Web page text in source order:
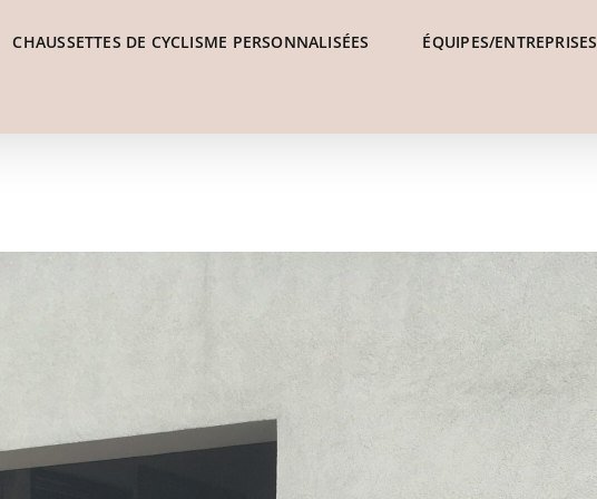
CHAUSSETTES DE CYCLISME PERSONNALISÉES ÉQUIPES/ENTREPRISES